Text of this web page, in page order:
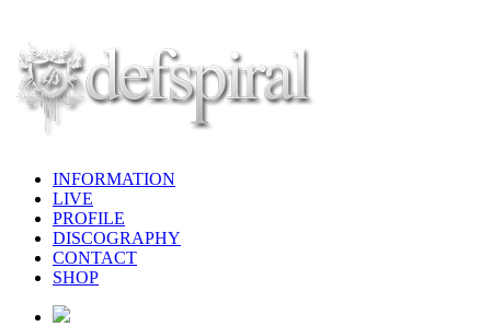
INFORMATION
LIVE
PROFILE
DISCOGRAPHY
CONTACT
SHOP